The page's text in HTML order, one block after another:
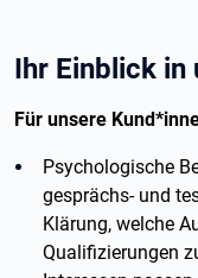
Ihr Einblick in
Für unsere
Psychologische
gesprächs- und
Klärung, welche
Qualifizierungen